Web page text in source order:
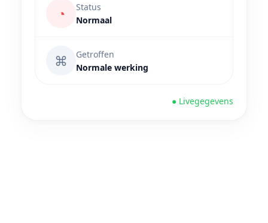
◔
Status
Normaal
⌘
Getroffen
Normale werking
● Livegegevens